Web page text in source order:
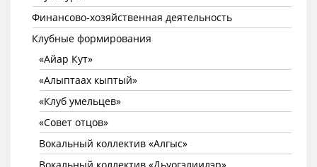
Финансово-хозяйственная деятельность
Клубные формирования
«Айар Кут»
«Алыптаах кыптый»
«Клуб умельцев»
«Совет отцов»
Вокальный коллектив «Алгыс»
Вокальный коллектив «Дьуогэлиилэр»